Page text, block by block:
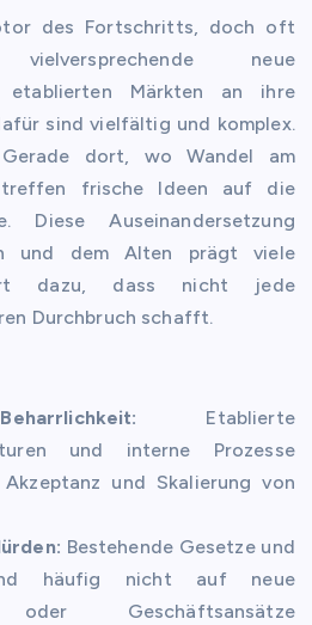
des Fortschritts, doch oft
neue
etablierten Märkten an ihre
sind vielfältig und komplex.
dort, wo Wandel am
frische Ideen auf die
Diese Auseinandersetzung
und dem Alten prägt viele
dazu, dass nicht jede
Durchbruch schafft.
Etablierte
und interne Prozesse
und Skalierung von
Bestehende Gesetze und
häufig nicht auf neue
oder Geschäftsansätze